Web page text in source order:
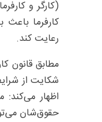
(کارگر و
کارفرما باعث
رعایت کند.
مطابق قانون
شکایت از
اظهار می‌کند:
حقوق‌شان